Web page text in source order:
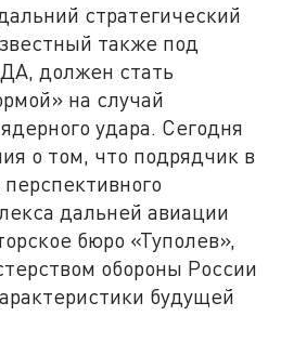
стратегический
также под
должен стать
на случай
удара. Сегодня
о том, что подрядчик в
перспективного
дальней авиации
бюро «Туполев»,
обороны России
будущей